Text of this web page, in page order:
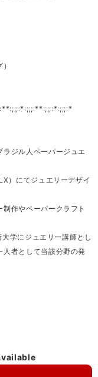
ラジル人ペーパージュエ
）にてジュエリーデザイ
作やペーパークラフト
学にジュエリー講師とし
者として当該分野の発